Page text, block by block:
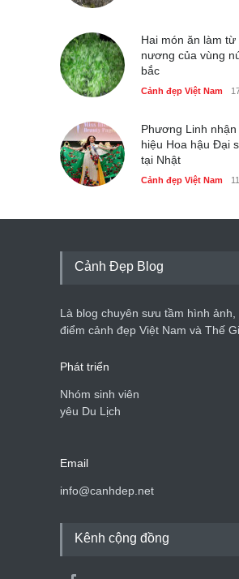
Hai món ăn làm từ
nương của vùng
bắc
Cảnh đẹp Việt Nam
Phương Linh nhận
hiệu Hoa hậu Đại
tại Nhật
Cảnh đẹp Việt Nam
Cảnh Đẹp Blog
Là blog chuyên sưu tầm hình ảnh,
điểm cảnh đẹp Việt Nam và Thế
Phát triển
Nhóm sinh viên
yêu Du Lịch
Email
info@canhdep.net
Kênh cộng đồng